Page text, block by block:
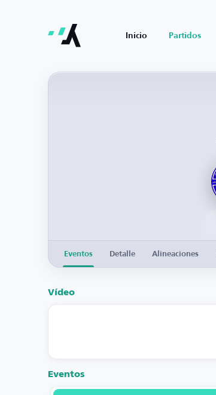
Inicio Partidos
Eventos Detalle Alineaciones
Vídeo
Eventos